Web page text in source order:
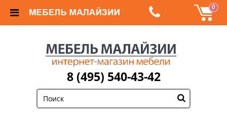
0
8 (495) 540-43-42